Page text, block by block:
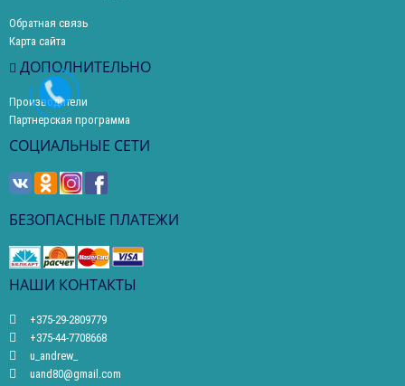
Обратная связь
Карта сайта
ДОПОЛНИТЕЛЬНО
Производители
Партнерская программа
СОЦИАЛЬНЫЕ СЕТИ
БЕЗОПАСНЫЕ ПЛАТЕЖИ
НАШИ КОНТАКТЫ
+375-29-2809779
+375-44-7708668
u_andrew_
uand80@gmail.com